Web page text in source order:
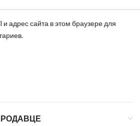
адрес сайта в этом браузере для